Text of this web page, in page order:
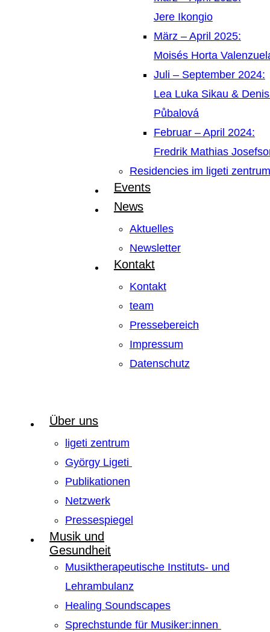
Jere Ikongio
März – April 2025:
Moisés Horta
Juli – September 2024:
Lea Luka Sikau &
Půbalová
Februar – April 2024:
Fredrik Mathias
Residencies im ligeti zentrum
Events
News
Aktuelles
Newsletter
Kontakt
Kontakt
team
Pressebereich
Impressum
Datenschutz
Über uns
ligeti zentrum
György Ligeti
Publikationen
Netzwerk
Pressespiegel
Musik und
Gesundheit
Musiktherapeutische Instituts- und
Lehrambulanz
Healing Soundscapes
Sprechstunde für Musiker:innen